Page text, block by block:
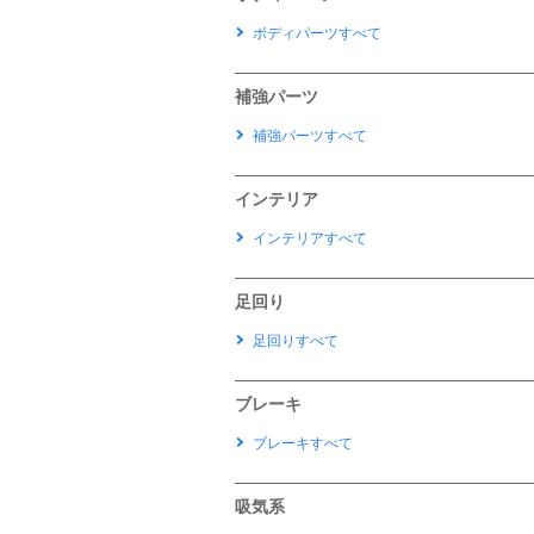
ボディパーツすべて
補強パーツ
補強パーツすべて
インテリア
インテリアすべて
足回り
足回りすべて
ブレーキ
ブレーキすべて
吸気系